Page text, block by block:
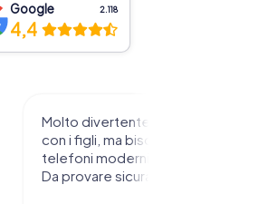
Google 2.118
4,4
Molto divertente da sperimentare
con i figli, ma bisogna avere
telefoni moderni e rete stabile.
Da provare sicuramente !